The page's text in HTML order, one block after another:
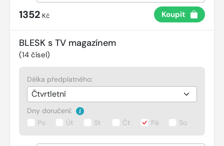
1352 Kč Koupit
BLESK s TV magazínem
(14 čísel)
Délka předplatného:
Dny doručení:
Po
Út St Čt Pá So